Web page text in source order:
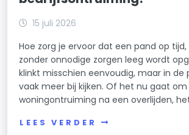
15 juli 2026
Hoe zorg je ervoor dat een pand op
zonder onnodige zorgen leeg wordt
klinkt misschien eenvoudig, maar in de
vaak meer bij kijken. Of het nu gaat om
woningontruiming na een overlijden,
LEES VERDER